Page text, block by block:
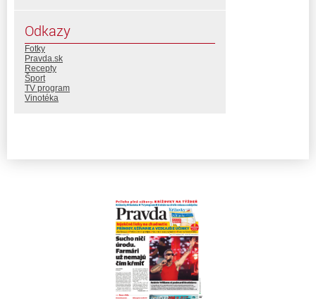
Odkazy
Fotky
Pravda.sk
Recepty
Šport
TV program
Vinotéka